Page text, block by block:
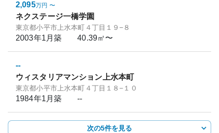
2,095万円 〜
ネクステージ一橋学園
東京都小平市上水本町４丁目１９−８
2003年1月築 40.39㎡〜
--
ウィスタリアマンション上水本町
東京都小平市上水本町４丁目１８−１０
1984年1月築 --
次の5件を見る